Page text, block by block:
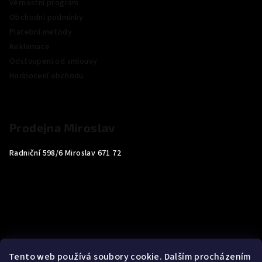
Tento web používá soubory cookie. Dalším procházením
Radniční 598/6 Miroslav 671 72